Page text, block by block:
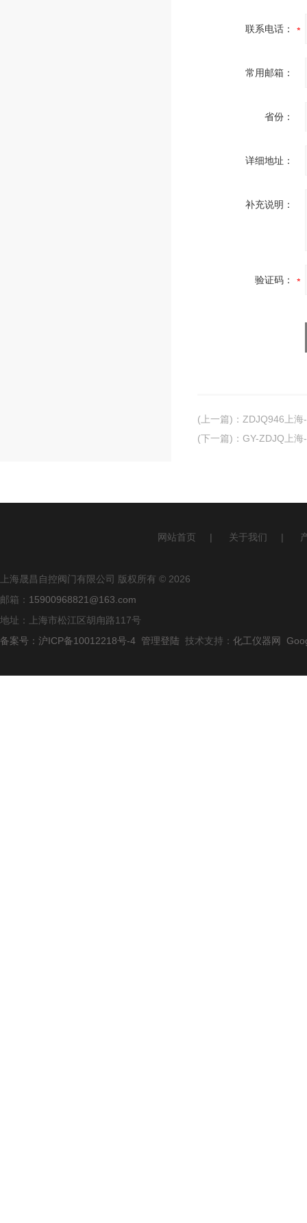
联系电话：
常用邮箱：
省份：
详细地址：
补充说明：
验证码：
(上一篇) ： ZDJQ946上海
(下一篇) ： GY-ZDJQ上海
网站首页 | 关于我们 |
上海晟昌自控阀门有限公司 版权所有 © 2026
邮箱： 15900968821@163.com
地址：上海市松江区胡甪路117号
备案号：沪ICP备10012218号-4 管理登陆 技术支持： 化工仪器网